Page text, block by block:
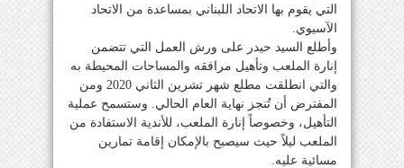
التي يقوم بها الاتحاد اللبناني بمساعدة من الاتحاد
الآسيوي.
وأطلع السيد حيدر على ورش العمل التي تتضمن
إنارة الملعب وتأهيل مرافقه والمساحات المحيطة به
والتي انطلقت مطلع شهر تشرين الثاني 2020 ومن
المفترض أن تُنجز نهاية العام الحالي. وستسمح عملية
التأهيل، وخصوصاً إنارة الملعب، للأندية الاستفادة من
الملعب ليلاً حيث سيصبح بالإمكان إقامة تمارين
مسائية عليه.